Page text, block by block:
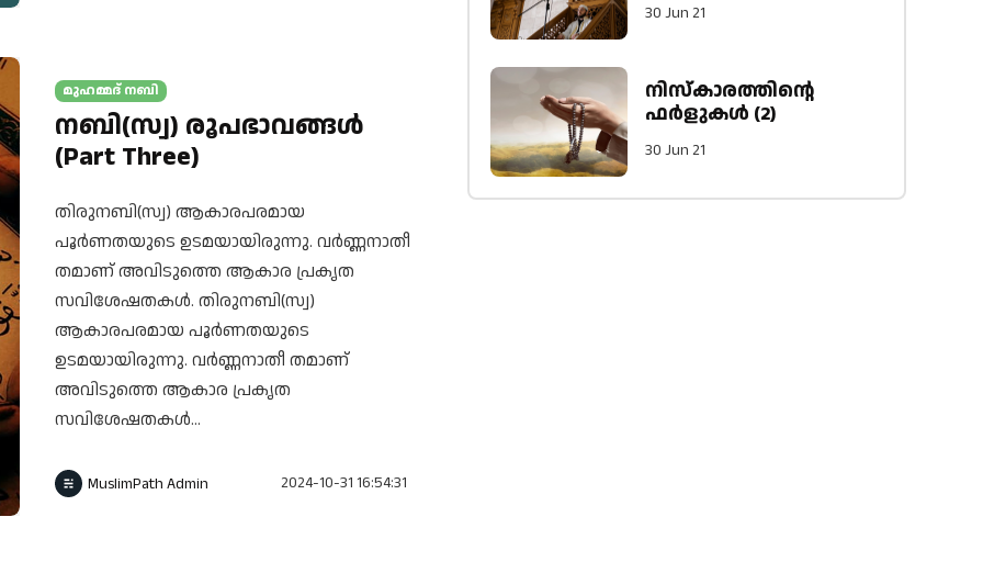
മുഹമ്മദ് നബി
നബി(സ്വ) രൂപഭാവങ്ങൾ
(Part Three)
തിരുനബി(സ്വ) ആകാരപരമായ
പൂർണതയുടെ ഉടമയായിരുന്നു. വർണ്ണനാതീ
തമാണ് അവിടുത്തെ ആകാര പ്രകൃത
സവിശേഷതകൾ. തിരുനബി(സ്വ)
ആകാരപരമായ പൂർണതയുടെ
ഉടമയായിരുന്നു. വർണ്ണനാതീ തമാണ്
അവിടുത്തെ ആകാര പ്രകൃത
സവിശേഷതകൾ...
MuslimPath Admin 2024-10-31 16:54:31
30 Jun 21
നിസ്കാരത്തിൻ്റെ
ഫർളുകൾ (2)
30 Jun 21